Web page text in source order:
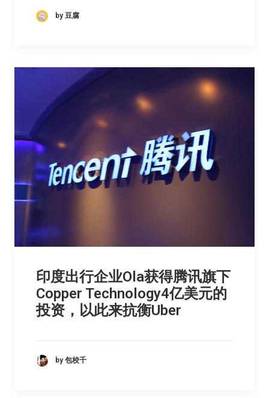
by 豆腐
印度出行企业Ola获得腾讯旗下
Copper Technology4亿美元的
投资，以此来抗衡Uber
by 包校千